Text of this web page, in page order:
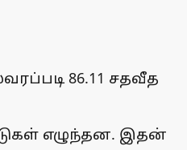
86.11 சதவீத
எழுந்தன. இதன்